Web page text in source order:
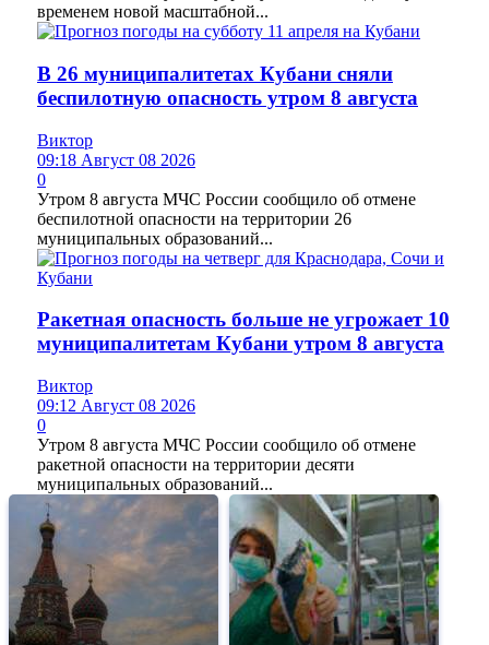
временем новой масштабной...
В 26 муниципалитетах Кубани сняли
беспилотную опасность утром 8 августа
Виктор
09:18 Август 08 2026
0
Утром 8 августа МЧС России сообщило об отмене
беспилотной опасности на территории 26
муниципальных образований...
Ракетная опасность больше не угрожает 10
муниципалитетам Кубани утром 8 августа
Виктор
09:12 Август 08 2026
0
Утром 8 августа МЧС России сообщило об отмене
ракетной опасности на территории десяти
муниципальных образований...